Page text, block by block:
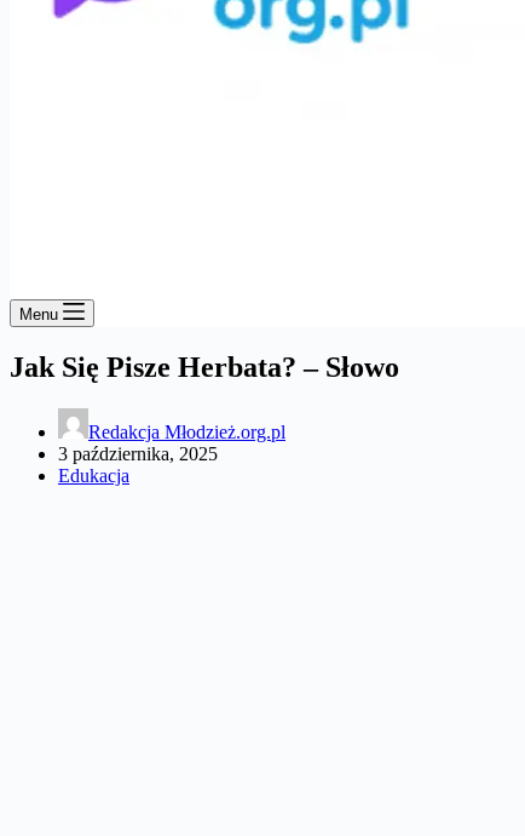
Menu
Jak Się Pisze Herbata? – Słowo
Redakcja Młodzież.org.pl
3 października, 2025
Edukacja